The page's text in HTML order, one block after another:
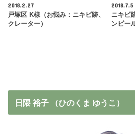
2018.2.27
戸塚区 K様（お悩み：ニキビ跡、
クレーター）
2018.7.5
ニキビ
ンピー
日隈 裕子 （ひのくま ゆうこ）